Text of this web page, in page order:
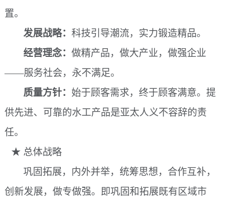
置。
发展战略： 科技引导潮流，实力锻造精品。
经营理念： 做精产品，做大产业，做强企业
——服务社会，永不满足。
质量方针： 始于顾客需求，终于顾客满意。提
供先进、可靠的水工产品是亚太人义不容辞的责
任。
★ 总体战略
巩固拓展，内外并举，统筹思想，合作互补，
创新发展，做专做强。即巩固和拓展既有区域市